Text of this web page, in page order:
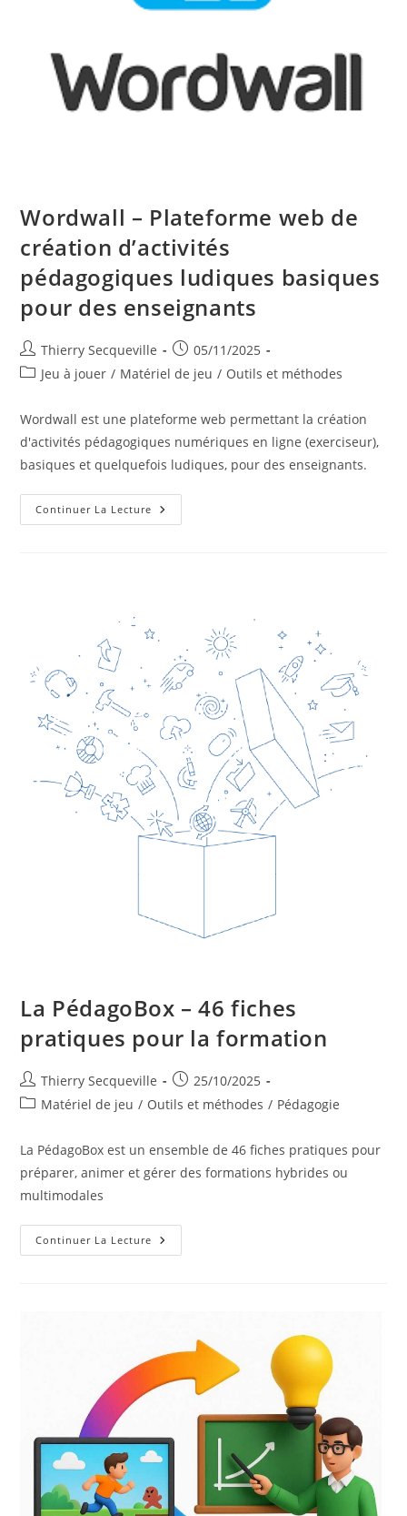
Wordwall – Plateforme web de
création d’activités
pédagogiques ludiques basiques
pour des enseignants
Auteur/autrice
de
Thierry Secqueville
Publication
publiée :
05/11/2025
PostJeu à jouer / Matériel de jeu / Outils et méthodes
Wordwall est une plateforme web permettant la création
d'activités pédagogiques numériques en ligne (exerciseur),
basiques et quelquefois ludiques, pour des enseignants.
Continuer La Lecture Wordwall
–
Pour
Enseignants
La PédagoBox – 46 fiches
pratiques pour la formation
Auteur/autrice
de
Thierry Secqueville
Publication
publiée :
25/10/2025
PostMatériel de jeu / Outils et méthodes / Pédagogie
La PédagoBox est un ensemble de 46 fiches pratiques pour
préparer, animer et gérer des formations hybrides ou
multimodales
Continuer La Lecture La
PédagoBox
Formation